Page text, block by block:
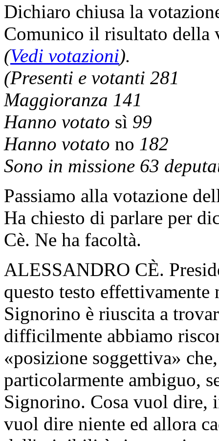
Dichiaro chiusa la
Comunico il risultato della
(Vedi votazioni).
(Presenti e votanti 281
Maggioranza 141
Hanno votato sì 99
Hanno votato no 182
Sono in missione 63
Passiamo alla votazione
Ha chiesto di parlare per
Cè. Ne ha facoltà.
ALESSANDRO CÈ.
questo testo
Signorino è riuscita a
difficilmente abbiamo
«posizione soggettiva»
particolarmente ambiguo,
Signorino. Cosa vuol dire,
vuol dire niente ed allora